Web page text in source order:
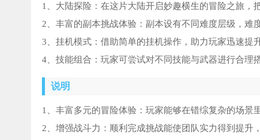
1、大陆探险：在这片大陆开启妙趣横生的冒险之旅，
2、丰富的副本挑战体验：副本设有不同难度层级，难
3、挂机模式：借助简单的挂机操作，助力玩家迅速提
4、技能组合：玩家可尝试对不同技能与武器进行合理搭
说明
1、丰富多元的冒险体验：玩家能够在错综复杂的场景
2、增强战斗力：顺利完成挑战能使团队实力得到提升